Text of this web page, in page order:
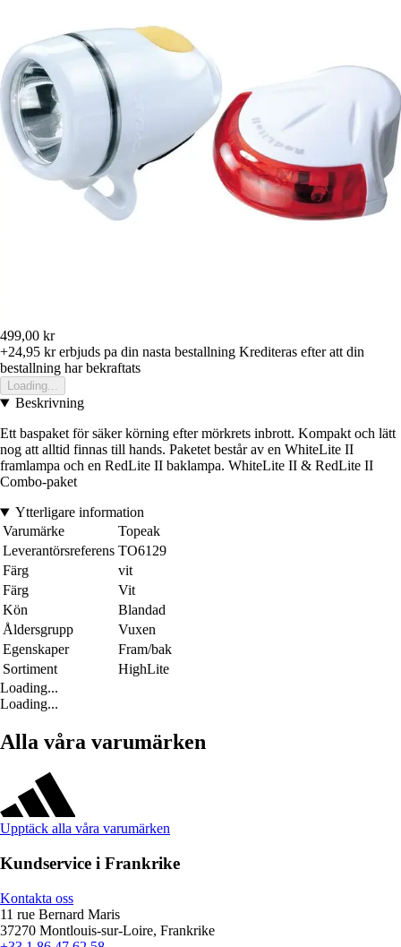
499,00 kr
+24,95 krerbjuds pa din nasta bestallning Krediteras efter att din
bestallning har bekraftats
Loading...
Beskrivning
Ett baspaket för säker körning efter mörkrets inbrott. Kompakt och lätt
nog att alltid finnas till hands. Paketet består av en WhiteLite II
framlampa och en RedLite II baklampa. WhiteLite II & RedLite II
Combo-paket
Ytterligare information
Varumärke
Topeak
Leverantörsreferens TO6129
Färg
vit
Färg
Vit
Kön
Blandad
Åldersgrupp
Vuxen
Egenskaper
Fram/bak
Sortiment
HighLite
Loading...
Loading...
Alla våra varumärken
Upptäck alla våra varumärken
Kundservice i Frankrike
Kontakta oss
11 rue Bernard Maris
37270 Montlouis-sur-Loire, Frankrike